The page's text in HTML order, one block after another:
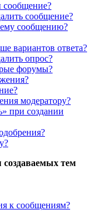
сообщение?
сообщение?
сообщению?
вариантов ответа?
опрос?
форумы?
модератору?
при создании
тем
к сообщениям?